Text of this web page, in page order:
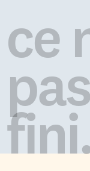
invariablement une
qui se dresse droit
paysage.
Colonnes […]
ce
pas